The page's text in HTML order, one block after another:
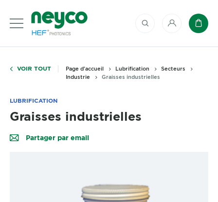
Mon compte
VOIR TOUT Page d'accueil Lubrification
Secteurs
Industrie
Graisses industrielles
LUBRIFICATION
Graisses industrielles
Partager par email